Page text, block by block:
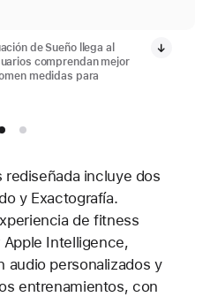
de Sueño llega al
comprendan mejor
medidas para
rediseñada incluye dos
y Exactografía.
de fitness
Intelligence,
audio personalizados y
entrenamientos, con